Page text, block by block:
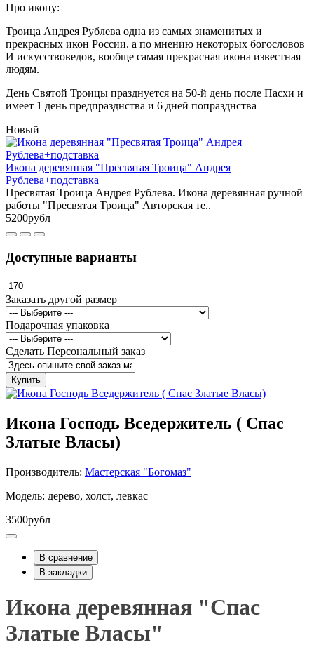
Про икону:
Троица Андрея Рублева одна из самых знаменитых и
прекрасных икон России. а по мнению некоторых богословов
И искусствоведов, вообще самая прекрасная икона известная
людям.
День Святой Троицы празднуется на 50-й день после Пасхи и
имеет 1 день предпразднства и 6 дней попразднства
Новый
Икона деревянная "Пресвятая Троица" Андрея
Рублева+подставка
Пресвятая Троица Андрея Рублева. Икона деревянная ручной
работы "Пресвятая Троица" Авторская те..
5200рубл
Доступные варианты
Заказать другой размер
Подарочная упаковка
Сделать Персональный заказ
Купить
Икона Господь Вседержитель ( Спас
Златые Власы)
Производитель: Мастерская "Богомаз"
Модель: дерево, холст, левкас
3500рубл
В сравнение
В закладки
Икона деревянная "Спас
Златые Власы"